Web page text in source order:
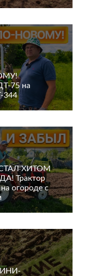
75 на
344
ХИТОМ
Трактор
огороде с